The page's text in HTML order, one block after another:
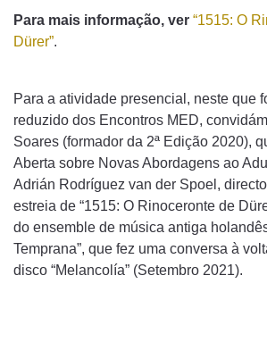
Para mais informação, ver “1515: O
Dürer”.
Para a atividade presencial, neste que
reduzido dos Encontros MED,
Soares (formador da 2ª Edição 2020),
Aberta sobre Novas Abordagens ao
Adrián Rodríguez van der Spoel,
estreia de “1515: O Rinoceronte de
do ensemble de música antiga
Temprana”, que fez uma conversa à
disco “Melancolía” (Setembro 2021).